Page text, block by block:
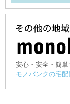
安心・安全・簡単
モノバンクの宅